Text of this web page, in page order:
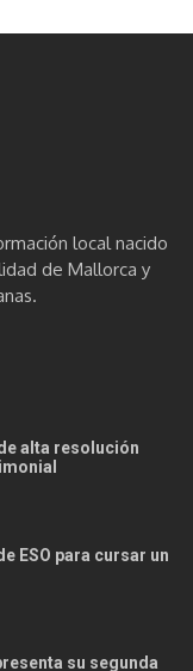
local nacido
de Mallorca y
alta resolución
ESO para cursar un
su segunda